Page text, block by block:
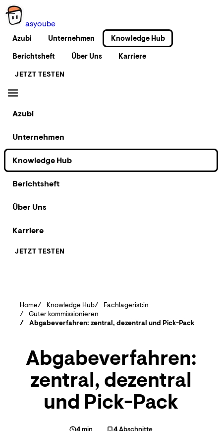
asyoube
Azubi Unternehmen
Knowledge Hub
Berichtsheft
Über Uns Karriere
JETZT TESTEN
Azubi
Unternehmen
Knowledge Hub
Berichtsheft
Über Uns
Karriere
JETZT TESTEN
Home Knowledge Hub
Fachlagerist:in
Güter kommissionieren
Abgabeverfahren: zentral, dezentral und Pick-Pack
Abgabeverfahren:
zentral, dezentral
und Pick-Pack